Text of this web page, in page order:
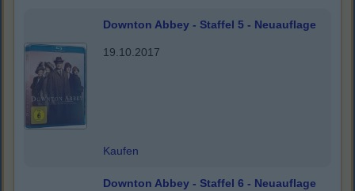
Downton Abbey - Staffel 5 - Neuauflage
19.10.2017
Kaufen
Downton Abbey - Staffel 6 - Neuauflage